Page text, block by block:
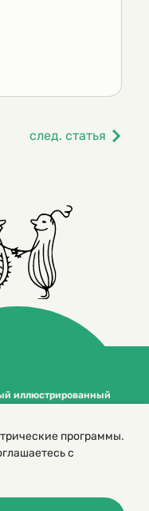
след. статья
иллюстрированный
программы.
с